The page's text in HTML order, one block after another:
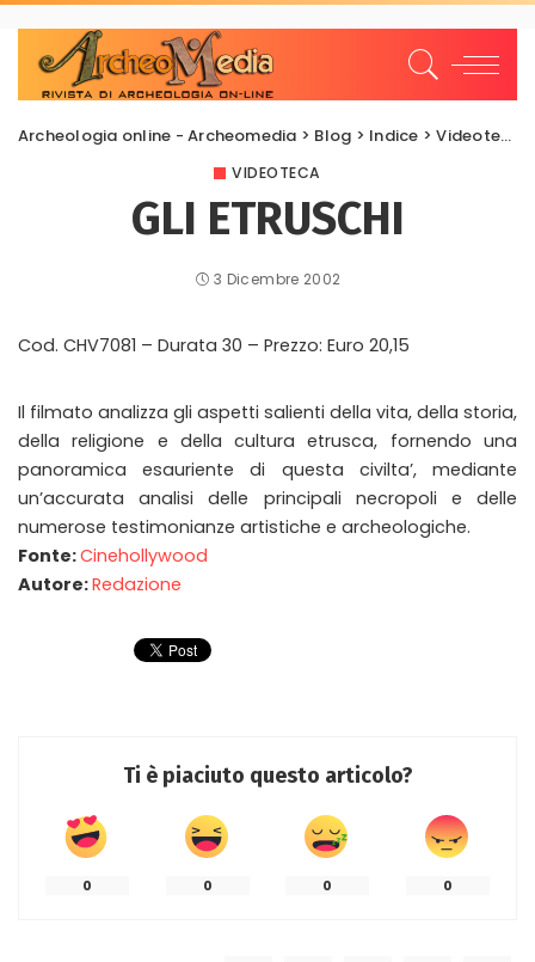
Archeologia online - Archeomedia > Blog > Indice >Videoteca
VIDEOTECA
GLI ETRUSCHI
3 Dicembre 2002
Cod. CHV7081 – Durata 30 – Prezzo: Euro 20,15
Il filmato analizza gli aspetti salienti della vita, della storia,
della religione e della cultura etrusca, fornendo una
panoramica esauriente di questa civilta’, mediante
un’accurata analisi delle principali necropoli e delle
numerose testimonianze artistiche e archeologiche.
Fonte:Cinehollywood
Autore:Redazione
Ti è piaciuto questo articolo?
0 0 0 0